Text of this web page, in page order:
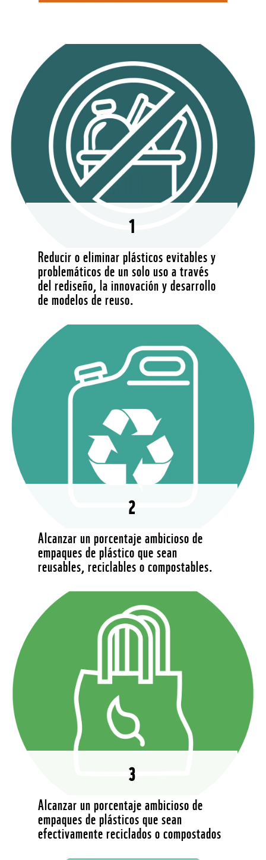
1
Reducir o eliminar plásticos evitables y
problemáticos de un solo uso a través
del rediseño, la innovación y desarrollo
de modelos de reuso.
2
Alcanzar un porcentaje ambicioso de
empaques de plástico que sean
reusables, reciclables o compostables.
3
Alcanzar un porcentaje ambicioso de
empaques de plásticos que sean
efectivamente reciclados o compostados